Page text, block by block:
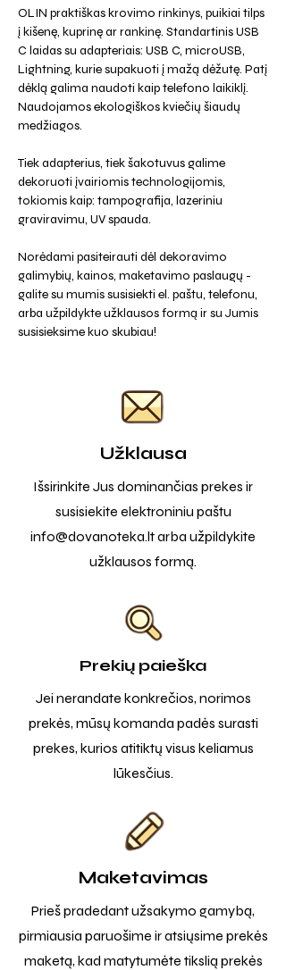
OLIN praktiškas krovimo rinkinys, puikiai tilps
į kišenę, kuprinę ar rankinę. Standartinis USB
C laidas su adapteriais: USB C, microUSB,
Lightning, kurie supakuoti į mažą dėžutę. Patį
dėklą galima naudoti kaip telefono laikiklį.
Naudojamos ekologiškos kviečių šiaudų
medžiagos.
Tiek adapterius, tiek šakotuvus galime
dekoruoti įvairiomis technologijomis,
tokiomis kaip: tampografija, lazeriniu
graviravimu, UV spauda.
Norėdami pasiteirauti dėl dekoravimo
galimybių, kainos, maketavimo paslaugų -
galite su mumis susisiekti el. paštu, telefonu,
arba užpildykte užklausos formą ir su Jumis
susisieksime kuo skubiau!
Užklausa
Išsirinkite Jus dominančias prekes ir
susisiekite elektroniniu paštu
info@dovanoteka.ltarba užpildykite
užklausos formą.
Prekių paieška
Jei nerandate konkrečios, norimos
prekės, mūsų komanda padės surasti
prekes, kurios atitiktų visus keliamus
lūkesčius.
Maketavimas
Prieš pradedant užsakymo gamybą,
pirmiausia paruošime ir atsiųsime prekės
maketą, kad matytumėte tikslią prekės